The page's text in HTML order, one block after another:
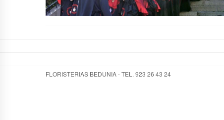
FLORISTERIAS BEDUNIA - TEL. 923 26 43 24